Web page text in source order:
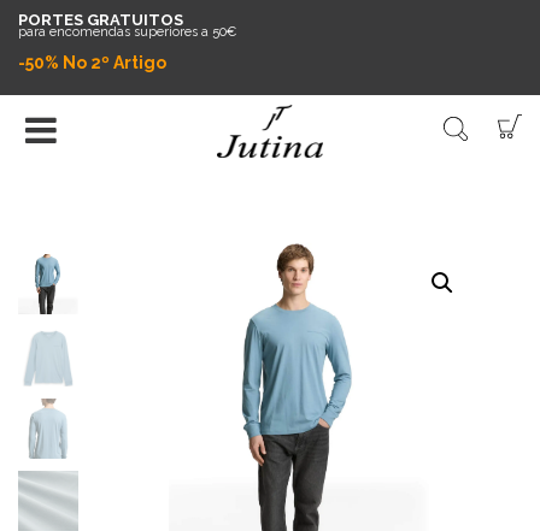
PORTES GRATUITOS
para encomendas superiores a 50€
-50% No 2º Artigo